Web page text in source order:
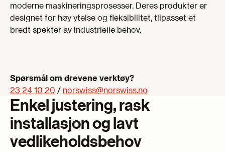
moderne maskineringsprosesser. Deres produkter er
designet for høy ytelse og fleksibilitet, tilpasset et
bredt spekter av industrielle behov.
Spørsmål om drevene verktøy?
23 24 10 20 / norswiss@norswiss.no
Enkel justering, rask
installasjon og lavt
vedlikeholdsbehov